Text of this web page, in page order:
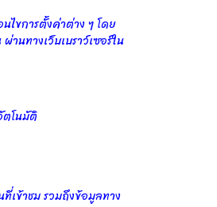
ไขการตั้งค่าต่าง ๆ โดย
นทางเว็บเบราว์เซอร์ใน
ตโนมัติ
เข้าชม รวมถึงข้อมูลทาง